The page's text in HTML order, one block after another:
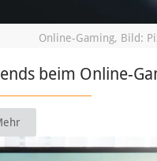
Online-Gaming, Bild:
beim Online-